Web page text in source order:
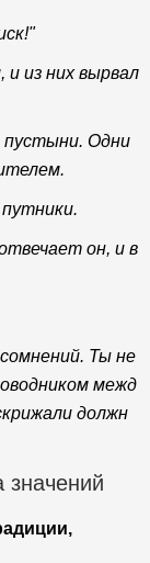
и из них вырвал
пустыни. Одни
он, и в
Ты не
межд
должн